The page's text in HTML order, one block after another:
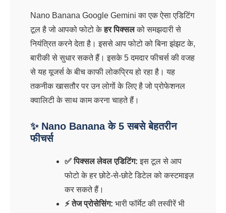
Nano Banana Google Gemini का एक ऐसा एडिटिंग
टूल है जो आपको फोटो केहर पिक्सलको समझदारी से
नियंत्रित करने देता है। इससे आप फोटो को बिना झंझट के,
बारीकी से सुधार सकते हैं। इसके 5 दमदार फीचर्स की वजह
से यह यूजर्स के बीच काफी लोकप्रिय हो रहा है। यह
तकनीक खासतौर पर उन लोगों के लिए है जो प्रोफेशनल
क्वालिटी के साथ काम करना चाहते हैं।
✨ Nano Banana के 5 सबसे बेहतरीन
फीचर्स
✅ पिक्सल लेवल एडिटिंग: इस टूल से आप
फोटो के हर छोटे-से-छोटे डिटेल को कस्टमाइज़
कर सकते हैं।
⚡ तेज प्रोसेसिंग: भारी फॉर्मेट की तस्वीरें भी